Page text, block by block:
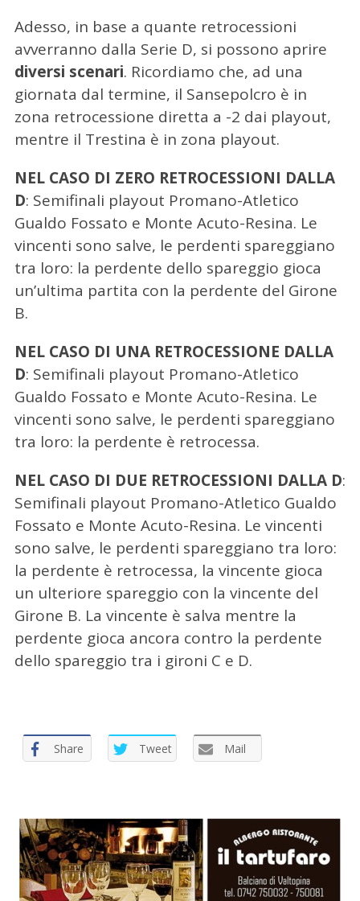
Adesso, in base a quante retrocessioni
avverranno dalla Serie D, si possono aprire
diversi scenari. Ricordiamo che, ad una
giornata dal termine, il Sansepolcro è in
zona retrocessione diretta a -2 dai playout,
mentre il Trestina è in zona playout.
NEL CASO DI ZERO RETROCESSIONI DALLA
D: Semifinali playout Promano-Atletico
Gualdo Fossato e Monte Acuto-Resina. Le
vincenti sono salve, le perdenti spareggiano
tra loro: la perdente dello spareggio gioca
un’ultima partita con la perdente del Girone
B.
NEL CASO DI UNA RETROCESSIONE DALLA
D: Semifinali playout Promano-Atletico
Gualdo Fossato e Monte Acuto-Resina. Le
vincenti sono salve, le perdenti spareggiano
tra loro: la perdente è retrocessa.
NEL CASO DI DUE RETROCESSIONI DALLA D:
Semifinali playout Promano-Atletico Gualdo
Fossato e Monte Acuto-Resina. Le vincenti
sono salve, le perdenti spareggiano tra loro:
la perdente è retrocessa, la vincente gioca
un ulteriore spareggio con la vincente del
Girone B. La vincente è salva mentre la
perdente gioca ancora contro la perdente
dello spareggio tra i gironi C e D.
Share Tweet Mail
c
a
: